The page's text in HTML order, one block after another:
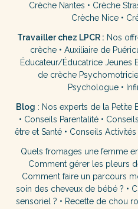
Crèche Nantes • Crèche
Crèche Nice •
Travailler chez LPCR : Nos
crèche• Auxiliaire de
Éducateur/Éducatrice Jeunes
de crèche
Psychologue •
Blog : Nos experts de la Petite
• Conseils Parentalité•
être et Santé• Conseils
Quels fromages une femme
Comment gérer les pleurs
Comment faire un parcours
soin des cheveux de bébé ? •
sensoriel ? • Recette de chou